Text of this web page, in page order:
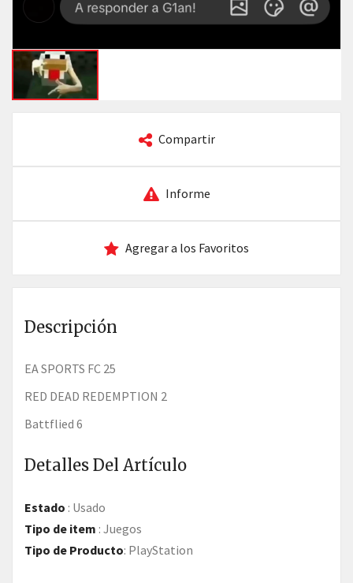
Compartir
Informe
Agregar a los Favoritos
Descripción
EA SPORTS FC 25
RED DEAD REDEMPTION 2
battflied 6
Detalles Del Artículo
Estado : Usado
Tipo de item : Juegos
Tipo de Producto: PlayStation